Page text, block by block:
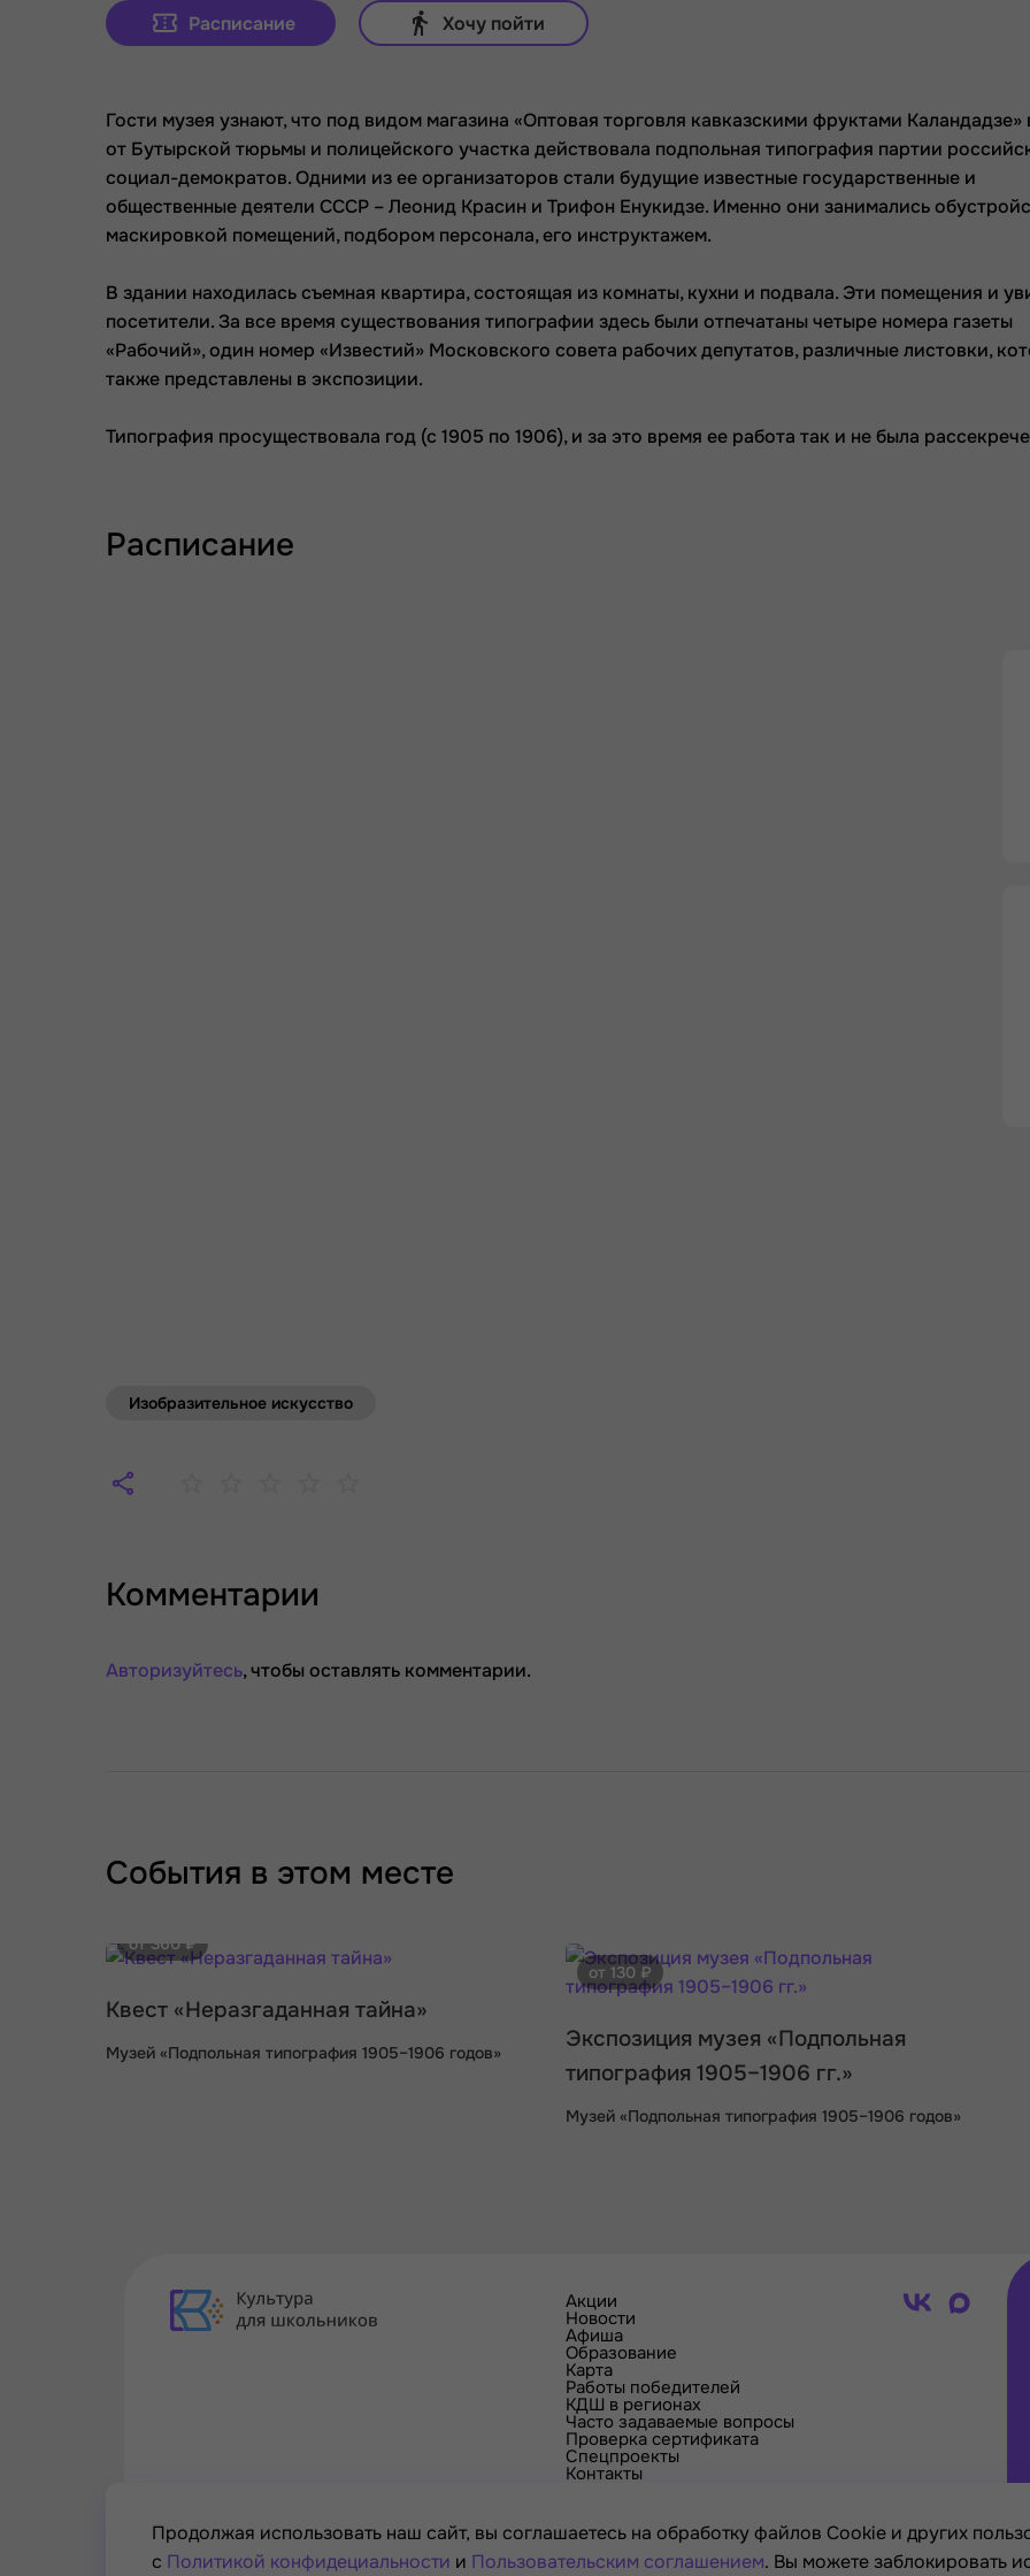
Расписание Хочу пойти
Гости музея узнают, что под видом магазина «Оптовая торговля кавказскими фруктами Каландадзе»
от Бутырской тюрьмы и полицейского участка действовала подпольная типография партии
социал-демократов. Одними из ее организаторов стали будущие известные государственные и
общественные деятели СССР – Леонид Красин и Трифон Енукидзе. Именно они занимались
маскировкой помещений, подбором персонала, его инструктажем.
В здании находилась съемная квартира, состоящая из комнаты, кухни и подвала. Эти помещения и
посетители. За все время существования типографии здесь были отпечатаны четыре номера газеты
«Рабочий», один номер «Известий» Московского совета рабочих депутатов, различные листовки,
также представлены в экспозиции.
Типография просуществовала год (с 1905 по 1906), и за это время ее работа так и не была
Расписание
Изобразительное искусство
Комментарии
Авторизуйтесь, чтобы оставлять комментарии.
События в этом месте
от 360 ₽
Квест «Неразгаданная тайна»
Музей «Подпольная типография 1905–1906 годов»
от 130 ₽
Экспозиция музея «Подпольная
типография 1905–1906 гг.»
Музей «Подпольная типография 1905–1906 годов»
Акции
Новости
Афиша
Образование
Карта
Работы победителей
КДШ в регионах
Часто задаваемые вопросы
Проверка сертификата
Спецпроекты
Контакты
Продолжая использовать наш сайт, вы соглашаетесь на обработку файлов Cookie и других
с Политикой конфидециальности и Пользовательским соглашением. Вы можете заблокировать